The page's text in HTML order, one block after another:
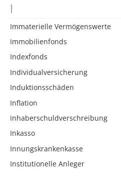
I
Immaterielle Vermögenswerte
Immobilienfonds
Indexfonds
Individualversicherung
Induktionsschäden
Inflation
Inhaberschuldverschreibung
Inkasso
Innungskrankenkasse
Institutionelle Anleger